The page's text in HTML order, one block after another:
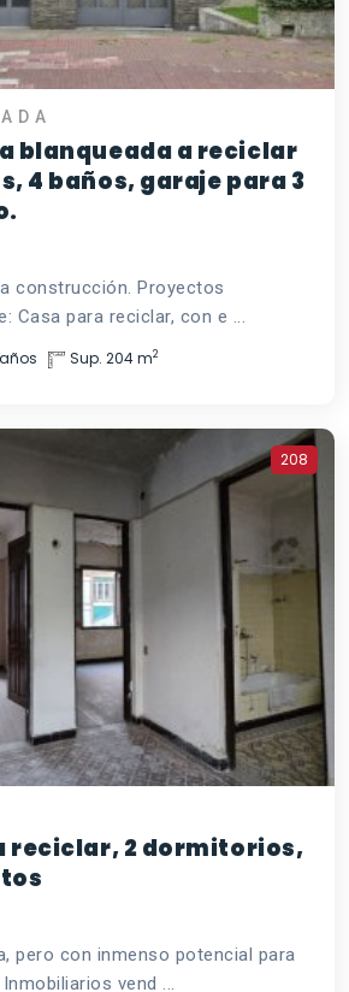
blanqueada a reciclar
4 baños, garaje para 3
construcción. Proyectos
Casa para reciclar, con e ...
Sup. 204 m2
208
reciclar, 2 dormitorios,
pero con inmenso potencial para
vend ...